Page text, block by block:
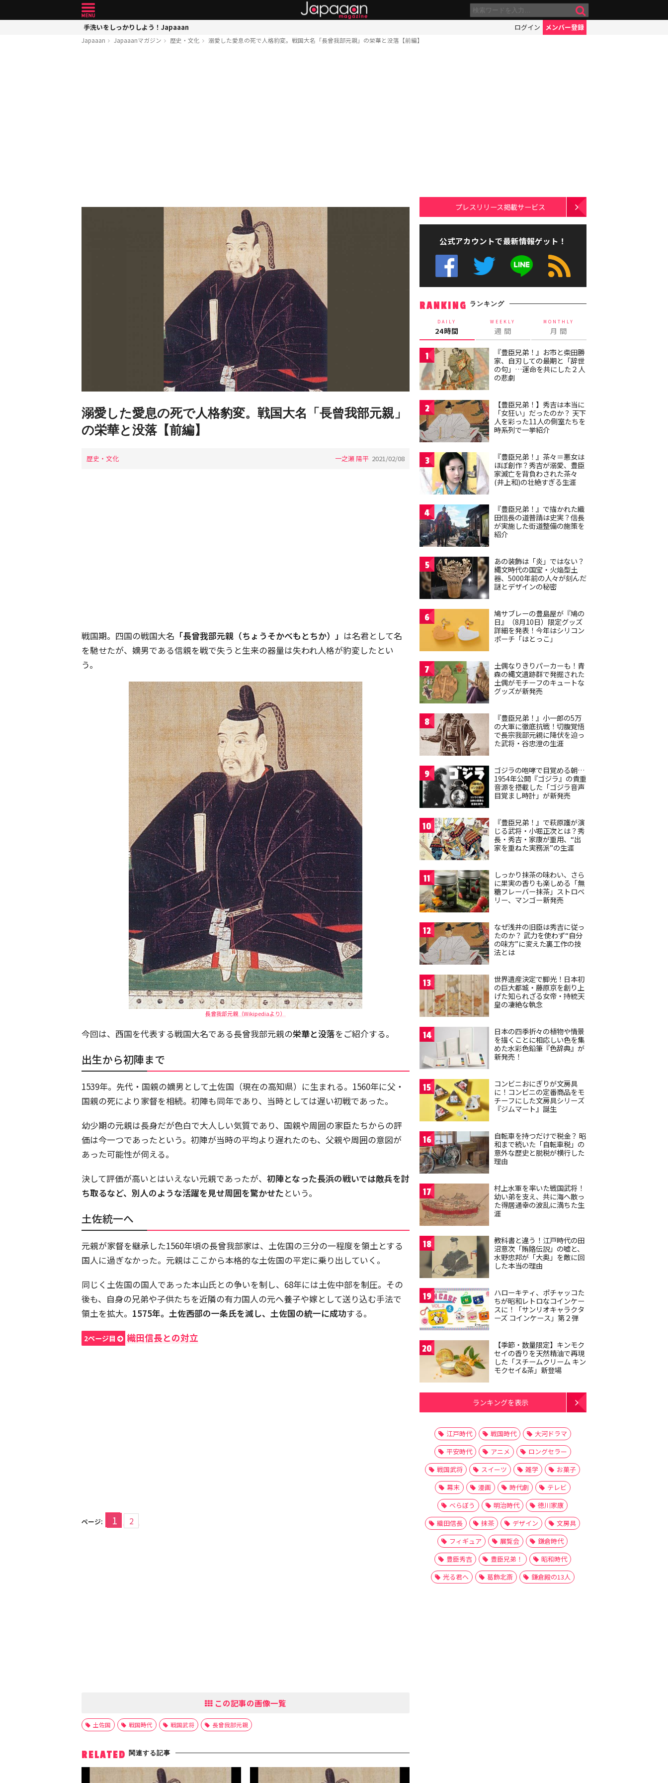
手洗いをしっかりしよう！Japaaan ログイン メンバー登録
Japaaan Japaaanマガジン 歴史・文化 溺愛した愛息の死で人格豹変。戦国大名「長曾我部元親」の栄華と没落【前編】
溺愛した愛息の死で人格豹変。戦国大名「長曾我部元親」
の栄華と没落【前編】
歴史・文化 一之瀬 陽平 2021/02/08
戦国期。四国の戦国大名 「長曾我部元親（ちょうそかべもとちか）」 は名君として名
を馳せたが、嫡男である信親を戦で失うと生来の器量は失われ人格が豹変したとい
う。
長曾我部元親（Wikipediaより）
今回は、西国を代表する戦国大名である長曾我部元親の栄華と没落をご紹介する。
出生から初陣まで
1539年。先代・国親の嫡男として土佐国（現在の高知県）に生まれる。1560年に父・
国親の死により家督を相続。初陣も同年であり、当時としては遅い初戦であった。
幼少期の元親は長身だが色白で大人しい気質であり、国親や周囲の家臣たちからの評
価は今一つであったという。初陣が当時の平均より遅れたのも、父親や周囲の意図が
あった可能性が伺える。
決して評価が高いとはいえない元親であったが、 初陣となった長浜の戦いでは敵兵を討
ち取るなど、別人のような活躍を見せ周囲を驚かせたという。
土佐統一へ
元親が家督を継承した1560年頃の長曾我部家は、土佐国の三分の一程度を領土とする
国人に過ぎなかった。元親はここから本格的な土佐国の平定に乗り出していく。
同じく土佐国の国人であった本山氏との争いを制し、68年には土佐中部を制圧。その
後も、自身の兄弟や子供たちを近隣の有力国人の元へ養子や嫁として送り込む手法で
領土を拡大。 1575年。土佐西部の一条氏を滅し、土佐国の統一に成功する。
2ページ目 織田信長との対立
ページ: 1 2
この記事の画像一覧
土佐国 戦国時代 戦国武将 長曾我部元親
RELATED 関連する記事
プレスリリース掲載サービス
公式アカウントで最新情報ゲット！
RANKING ランキング
DAILY
24時間
WEEKLY
週 間
MONTHLY
月 間
1
『豊臣兄弟！』お市と柴田勝
家、自刃しての最期と「辞世
の句」…運命を共にした２人
の悲劇
2
【豊臣兄弟！】秀吉は本当に
「女狂い」だったのか？ 天下
人を彩った11人の側室たちを
時系列で一挙紹介
3
『豊臣兄弟！』茶々＝悪女は
ほぼ創作？秀吉が溺愛、豊臣
家滅亡を背負わされた茶々
(井上和)の壮絶すぎる生涯
4
『豊臣兄弟！』で描かれた織
田信長の道普請は史実？信長
が実施した街道整備の施策を
紹介
5
あの装飾は「炎」ではない？
縄文時代の国宝・火焔型土
器、5000年前の人々が刻んだ
謎とデザインの秘密
6
鳩サブレーの豊島屋が『鳩の
日』（8月10日）限定グッズ
詳細を発表！今年はシリコン
ポーチ「はとっこ」
7
土偶なりきりパーカーも！青
森の縄文遺跡群で発掘された
土偶がモチーフのキュートな
グッズが新発売
8
『豊臣兄弟！』小一郎の5万
の大軍に徹底抗戦！切腹覚悟
で長宗我部元親に降伏を迫っ
た武将・谷忠澄の生涯
9
ゴジラの咆哮で目覚める朝…
1954年公開『ゴジラ』の貴重
音源を搭載した「ゴジラ音声
目覚まし時計」が新発売
10
『豊臣兄弟！』で萩原護が演
じる武将・小堀正次とは？秀
長・秀吉・家康が重用、“出
家を重ねた実務派”の生涯
11
しっかり抹茶の味わい、さら
に果実の香りも楽しめる「無
糖フレーバー抹茶」ストロベ
リー、マンゴー新発売
12
なぜ浅井の旧臣は秀吉に従っ
たのか？ 武力を使わず“自分
の味方”に変えた裏工作の技
法とは
13
世界遺産決定で脚光！日本初
の巨大都城・藤原京を創り上
げた知られざる女帝・持統天
皇の凄絶な執念
14
日本の四季折々の植物や情景
を描くことに相応しい色を集
めた水彩色鉛筆『色辞典』が
新発売！
15
コンビニおにぎりが文房具
に！コンビニの定番商品をモ
チーフにした文房具シリーズ
『ジムマート』誕生
16
自転車を持つだけで税金？ 昭
和まで続いた「自転車税」の
意外な歴史と脱税が横行した
理由
17
村上水軍を率いた戦国武将！
幼い弟を支え、共に海へ散っ
た得居通幸の波乱に満ちた生
涯
18
教科書と違う！江戸時代の田
沼意次「賄賂伝説」の嘘と、
水野忠邦が「大奥」を敵に回
した本当の理由
19
ハローキティ、ポチャッコた
ちが昭和レトロなコインケー
スに！「サンリオキャラクタ
ーズ コインケース」第２弾
20
【季節・数量限定】キンモク
セイの香りを天然精油で再現
した「スチームクリーム キン
モクセイ&茶」新登場
ランキングを表示
江戸時代 戦国時代
大河ドラマ
平安時代
アニメ
ロングセラー
戦国武将
スイーツ 雑学
お菓子
幕末
漫画 時代劇
テレビ
べらぼう
明治時代
徳川家康
織田信長
抹茶 デザイン
文房具
フィギュア
展覧会
鎌倉時代
豊臣秀吉
豊臣兄弟！
昭和時代
光る君へ
葛飾北斎 鎌倉殿の13人